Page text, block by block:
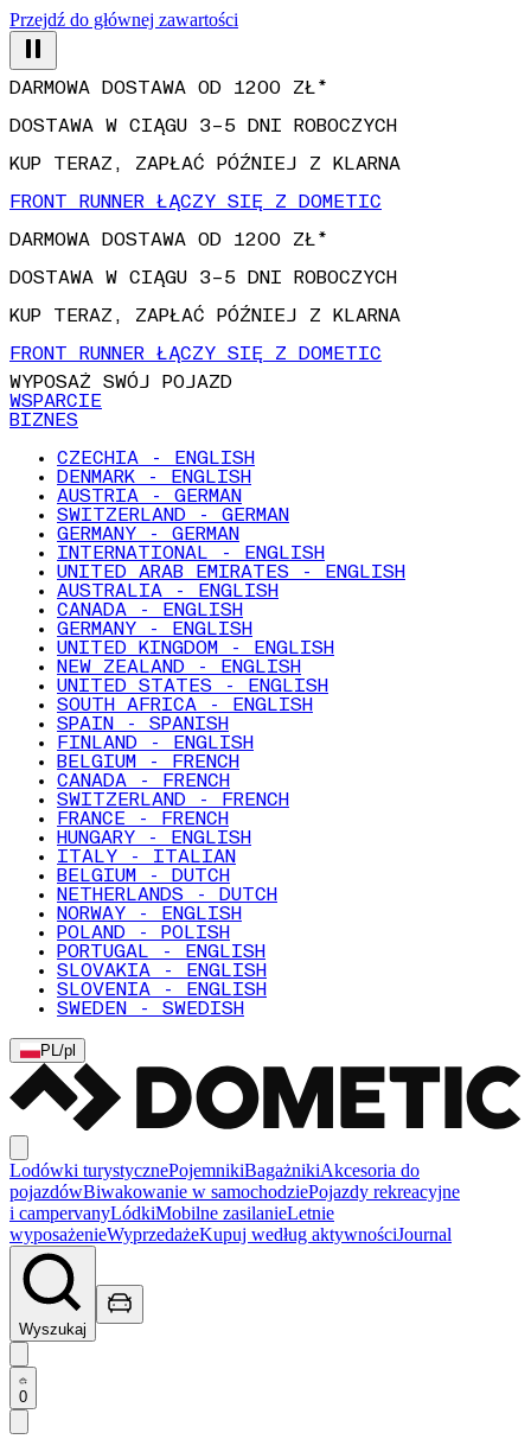
Przejdź do głównej zawartości
DARMOWA DOSTAWA OD 1200 ZŁ*
DOSTAWA W CIĄGU 3–5 DNI ROBOCZYCH
KUP TERAZ, ZAPŁAĆ PÓŹNIEJ Z KLARNA
FRONT RUNNER ŁĄCZY SIĘ Z DOMETIC
DARMOWA DOSTAWA OD 1200 ZŁ*
DOSTAWA W CIĄGU 3–5 DNI ROBOCZYCH
KUP TERAZ, ZAPŁAĆ PÓŹNIEJ Z KLARNA
FRONT RUNNER ŁĄCZY SIĘ Z DOMETIC
WYPOSAŻ SWÓJ POJAZD
WSPARCIE
BIZNES
CZECHIA - ENGLISH
DENMARK - ENGLISH
AUSTRIA - GERMAN
SWITZERLAND - GERMAN
GERMANY - GERMAN
INTERNATIONAL - ENGLISH
UNITED ARAB EMIRATES - ENGLISH
AUSTRALIA - ENGLISH
CANADA - ENGLISH
GERMANY - ENGLISH
UNITED KINGDOM - ENGLISH
NEW ZEALAND - ENGLISH
UNITED STATES - ENGLISH
SOUTH AFRICA - ENGLISH
SPAIN - SPANISH
FINLAND - ENGLISH
BELGIUM - FRENCH
CANADA - FRENCH
SWITZERLAND - FRENCH
FRANCE - FRENCH
HUNGARY - ENGLISH
ITALY - ITALIAN
BELGIUM - DUTCH
NETHERLANDS - DUTCH
NORWAY - ENGLISH
POLAND - POLISH
PORTUGAL - ENGLISH
SLOVAKIA - ENGLISH
SLOVENIA - ENGLISH
SWEDEN - SWEDISH
PL/pl
Lodówki turystycznePojemnikiBagażnikiAkcesoria do
pojazdówBiwakowanie w samochodziePojazdy rekreacyjne
i campervanyLódkiMobilne zasilanieLetnie
wyposażenieWyprzedażeKupuj według aktywnościJournal
Wyszukaj
0